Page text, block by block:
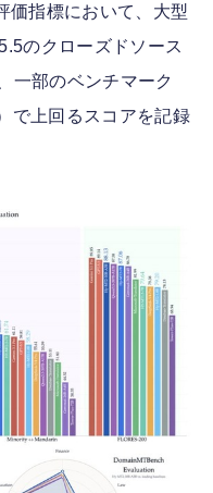
価指標において、大型
のクローズドソース
一部のベンチマーク
で上回るスコアを記録